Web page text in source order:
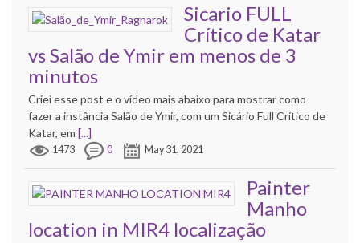
Sicario FULL
Crítico de Katar
vs Salão de Ymir em menos de 3
minutos
Criei esse post e o vídeo mais abaixo para mostrar como
fazer a instância Salão de Ymir, com um Sicário Full Crítico de
Katar, em [...]
1473 0 May 31, 2021
Painter
Manho
location in MIR4 localização